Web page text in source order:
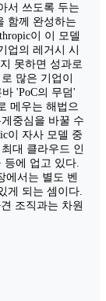
서 쓰도록 두는
함께 완성하는
이 이 모델
업의 레거시 시
못하면 성과로
많은 기업이
'PoC의 무덤'
메우는 해법으
중심을 바꿀 수
이 자사 모델 중
대 클라우드 인
에 업고 있다.
에서는 별도 벤
게 되는 셈이다.
조직과는 차원